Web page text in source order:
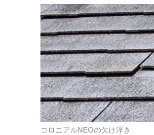
コロニアルNEOの欠け浮き